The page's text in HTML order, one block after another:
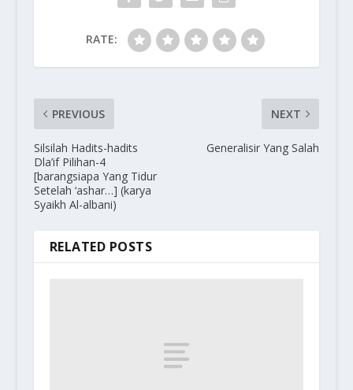
RATE:
PREVIOUS
Silsilah Hadits-hadits
Dla’if Pilihan-4
[barangsiapa Yang Tidur
Setelah ‘ashar…] (karya
Syaikh Al-albani)
NEXT
Generalisir Yang Salah
RELATED POSTS